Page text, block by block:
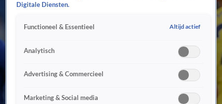
Digitale Diensten.
Functioneel & Essentieel Altijd actief
Analytisch
Advertising & Commercieel
Marketing & Social media